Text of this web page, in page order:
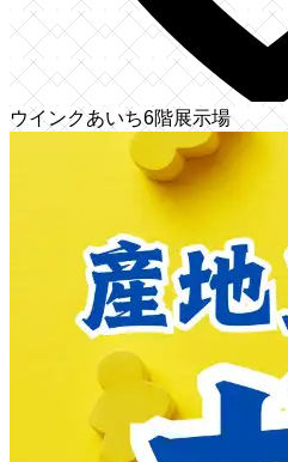
ウインクあいち6階展示場